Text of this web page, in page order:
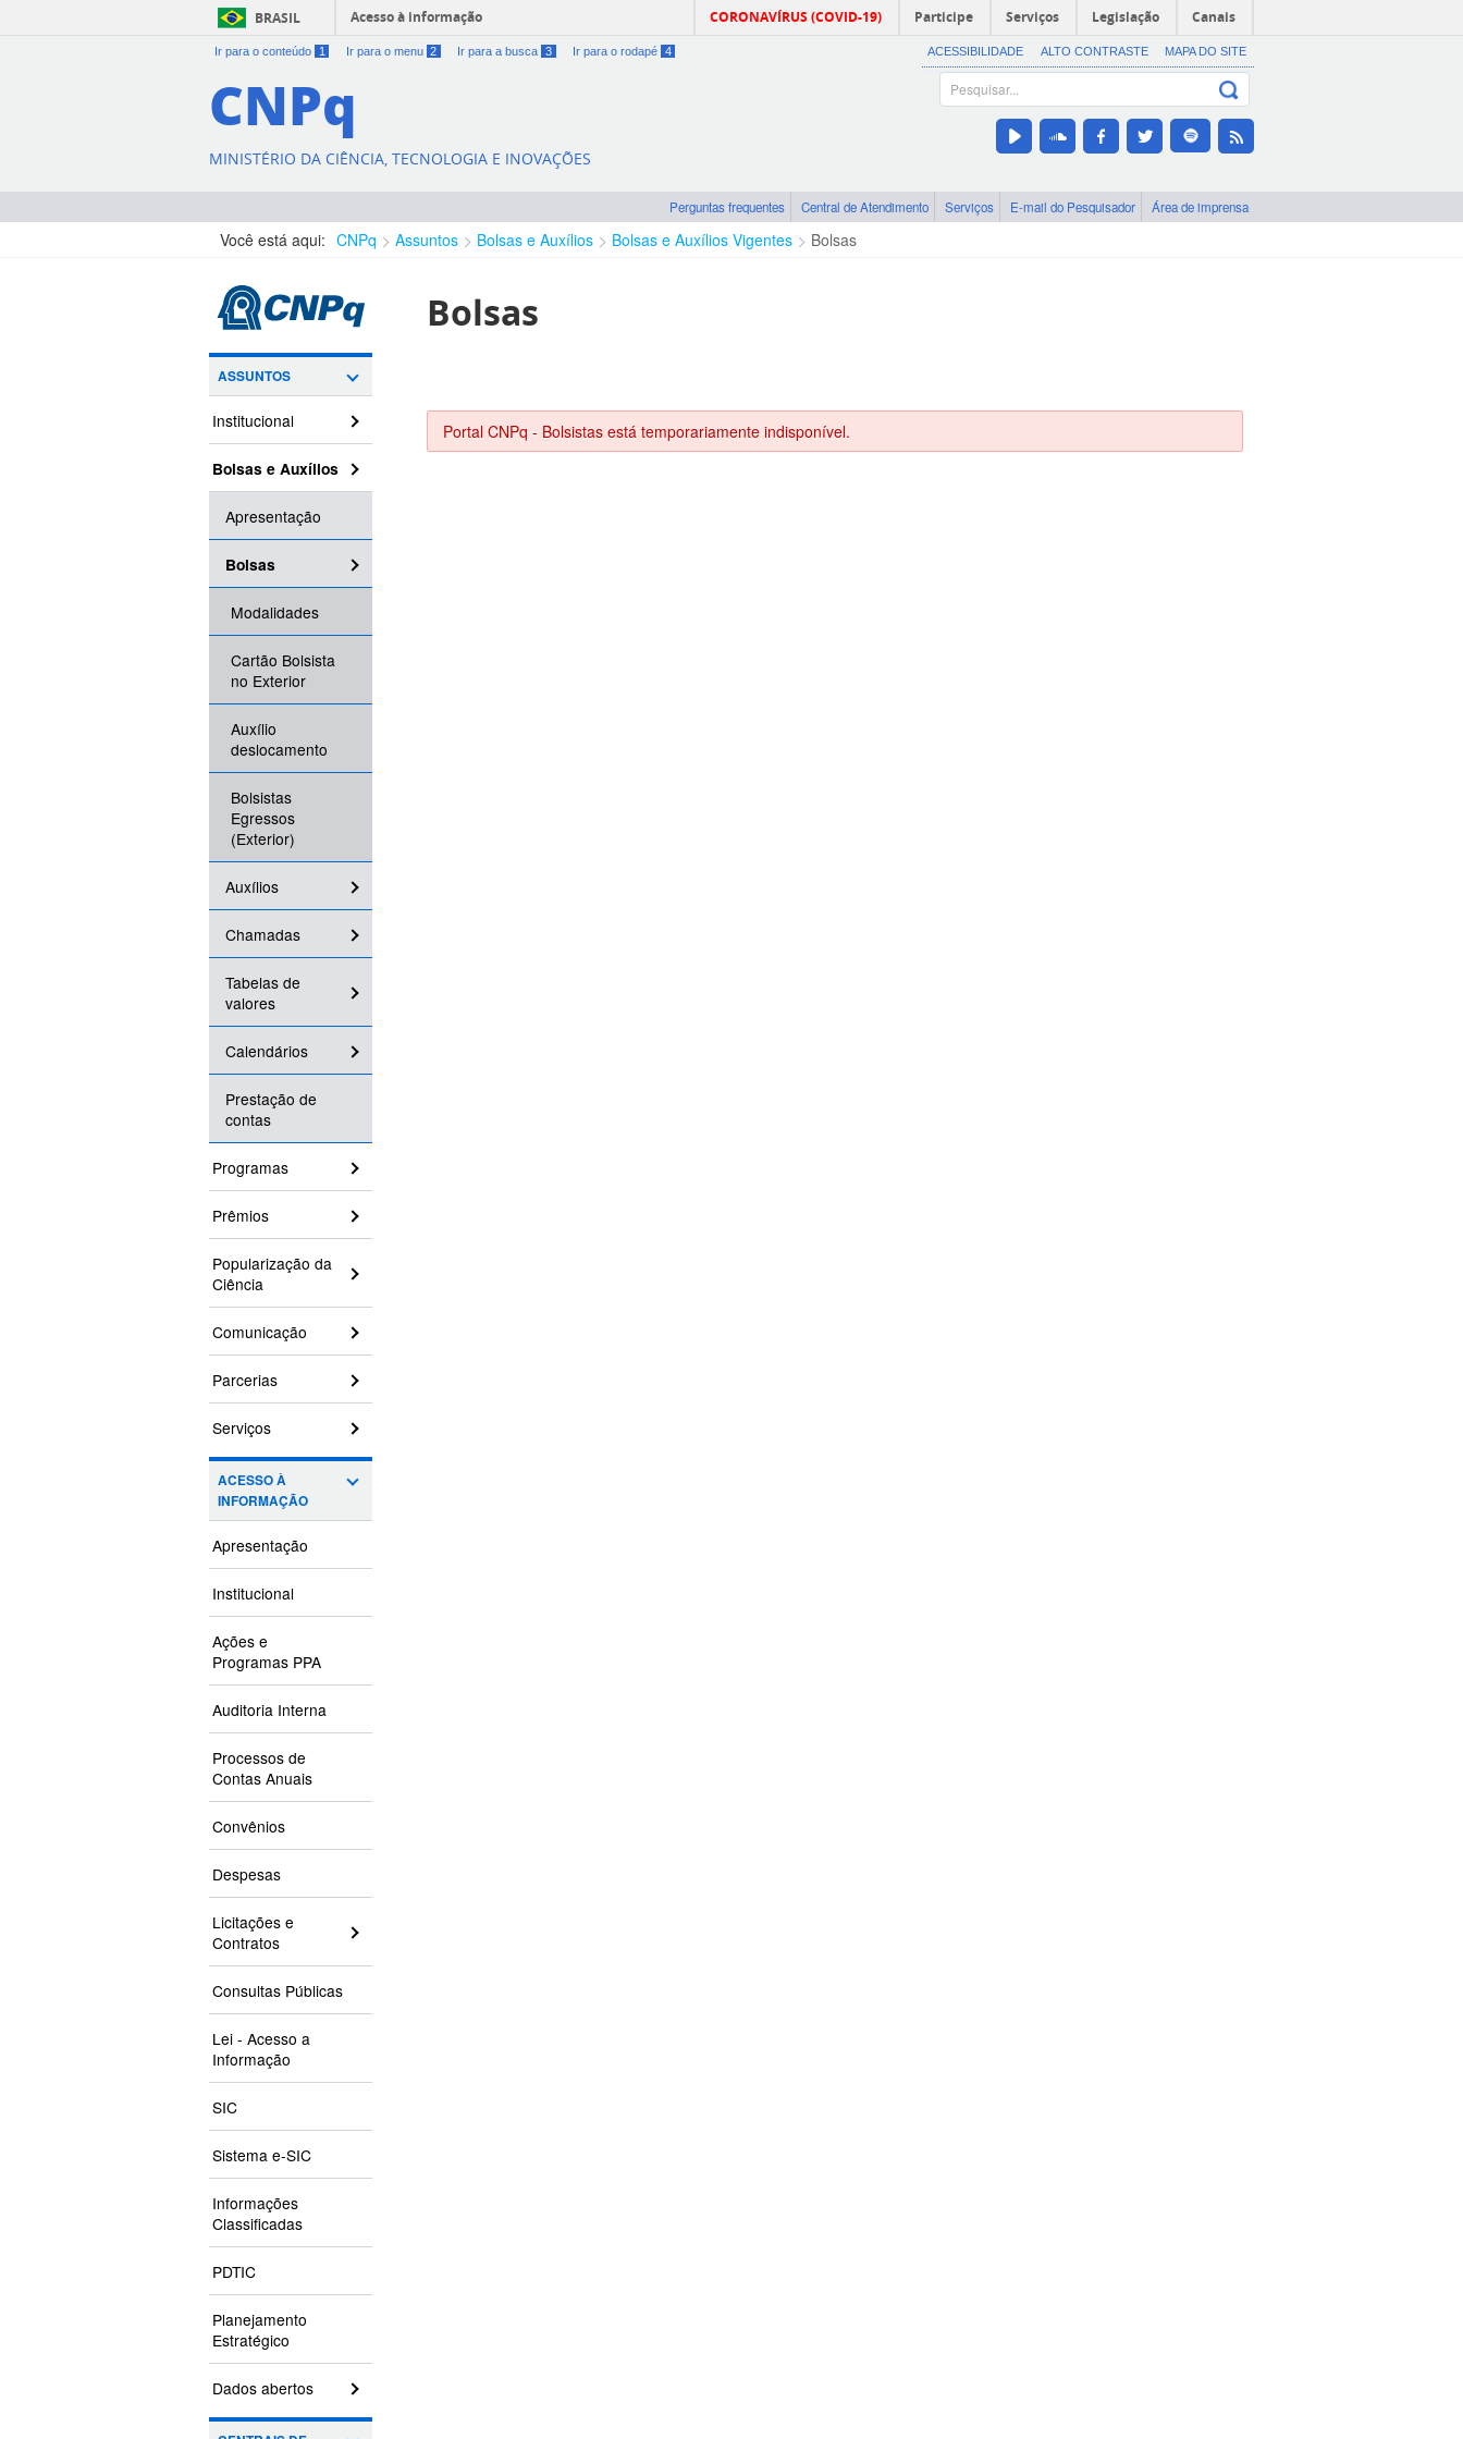
BRASIL Acesso à informação CORONAVÍRUS (COVID-19) Participe Serviços Legislação Canais
Ir para o conteúdo 1 Ir para o menu 2 Ir para a busca 3 Ir para o rodapé 4 ACESSIBILIDADE ALTO CONTRASTE MAPA DO SITE
CNPq
MINISTÉRIO DA CIÊNCIA, TECNOLOGIA E INOVAÇÕES
Perguntas frequentes Central de Atendimento Serviços E-mail do Pesquisador Área de imprensa
Você está aqui: CNPq Assuntos Bolsas e Auxílios Bolsas e Auxílios Vigentes Bolsas
ASSUNTOS
Institucional
Bolsas e Auxílios
Apresentação
Bolsas
Modalidades
Cartão Bolsista
no Exterior
Auxílio
deslocamento
Bolsistas
Egressos
(Exterior)
Auxílios
Chamadas
Tabelas de
valores
Calendários
Prestação de
contas
Programas
Prêmios
Popularização da
Ciência
Comunicação
Parcerias
Serviços
ACESSO À
INFORMAÇÃO
Apresentação
Institucional
Ações e
Programas PPA
Auditoria Interna
Processos de
Contas Anuais
Convênios
Despesas
Licitações e
Contratos
Consultas Públicas
Lei - Acesso a
Informação
SIC
Sistema e-SIC
Informações
Classificadas
PDTIC
Planejamento
Estratégico
Dados abertos
Bolsas
Portal CNPq - Bolsistas está temporariamente indisponível.